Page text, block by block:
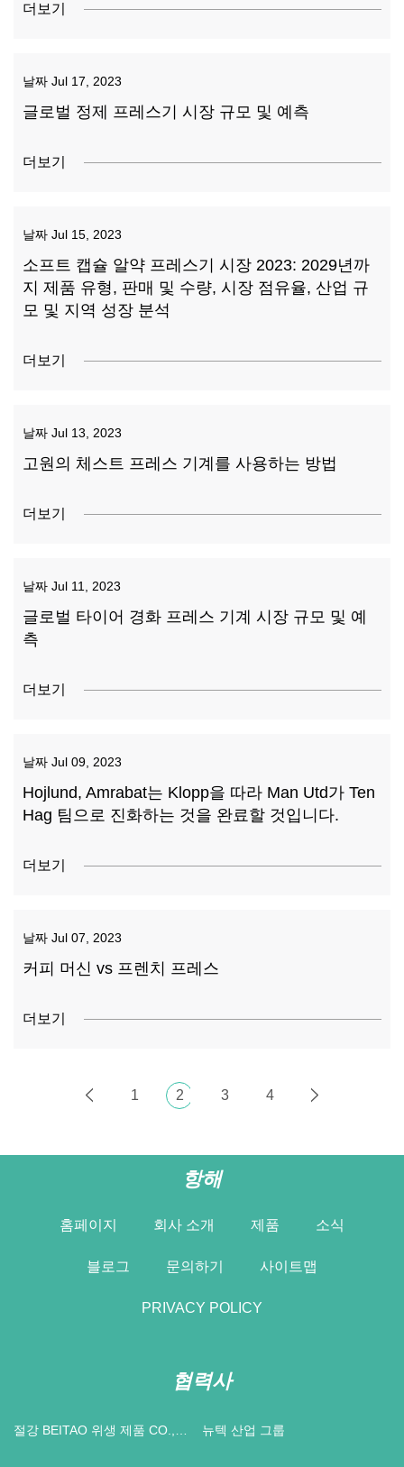
더보기
날짜 Jul 17, 2023
글로벌 정제 프레스기 시장 규모 및 예측
더보기
날짜 Jul 15, 2023
소프트 캡슐 알약 프레스기 시장 2023: 2029년까
지 제품 유형, 판매 및 수량, 시장 점유율, 산업 규
모 및 지역 성장 분석
더보기
날짜 Jul 13, 2023
고원의 체스트 프레스 기계를 사용하는 방법
더보기
날짜 Jul 11, 2023
글로벌 타이어 경화 프레스 기계 시장 규모 및 예
측
더보기
날짜 Jul 09, 2023
Hojlund, Amrabat는 Klopp을 따라 Man Utd가 Ten
Hag 팀으로 진화하는 것을 완료할 것입니다.
더보기
날짜 Jul 07, 2023
커피 머신 vs 프렌치 프레스
더보기
1 2 3 4
항해
홈페이지 회사 소개 제품 소식
블로그 문의하기 사이트맵
PRIVACY POLICY
협력사
절강 BEITAO 위생 제품 CO.,
뉴텍 산업 그룹